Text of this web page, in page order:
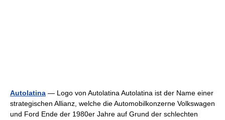
Autolatina — Logo von Autolatina Autolatina ist der Name einer
strategischen Allianz, welche die Automobilkonzerne Volkswagen
und Ford Ende der 1980er Jahre auf Grund der schlechten